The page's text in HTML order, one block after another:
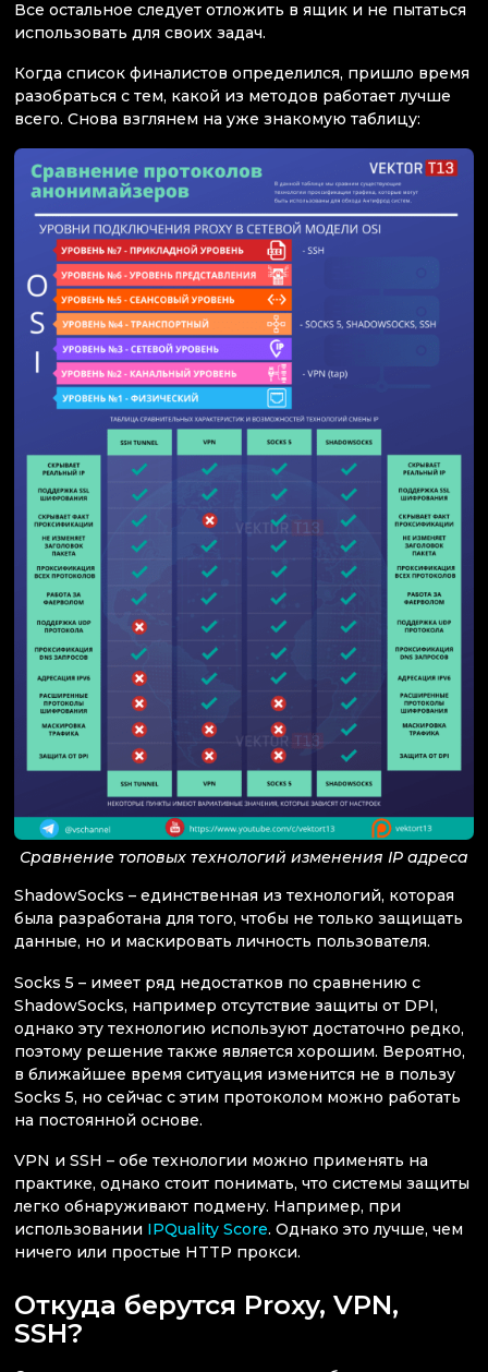
Все остальное следует отложить в ящик и не пытаться
использовать для своих задач.
Когда список финалистов определился, пришло время
разобраться с тем, какой из методов работает лучше
всего. Снова взглянем на уже знакомую таблицу:
Сравнение топовых технологий изменения IP адреса
ShadowSocks – единственная из технологий, которая
была разработана для того, чтобы не только защищать
данные, но и маскировать личность пользователя.
Socks 5 – имеет ряд недостатков по сравнению с
ShadowSocks, например отсутствие защиты от DPI,
однако эту технологию используют достаточно редко,
поэтому решение также является хорошим. Вероятно,
в ближайшее время ситуация изменится не в пользу
Socks 5, но сейчас с этим протоколом можно работать
на постоянной основе.
VPN и SSH – обе технологии можно применять на
практике, однако стоит понимать, что системы защиты
легко обнаруживают подмену. Например, при
использовании IPQuality Score. Однако это лучше, чем
ничего или простые HTTP прокси.
Откуда берутся Proxy, VPN,
SSH?